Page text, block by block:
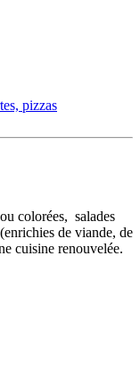
pizzas
colorées, salades
de viande, de
cuisine renouvelée.